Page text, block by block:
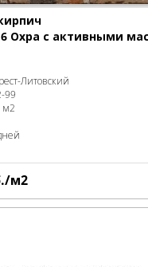
Охра с активными
Литовский
-99
м2
/м2